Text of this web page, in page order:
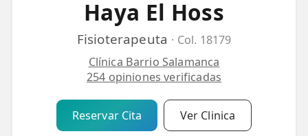
💆‍♀️ Tratamientos
😓 Síntomas
📅 Pedir Cita
📰 Blog
🏢 Empresas
Haya El Hoss
Fisioterapeuta · Col. 18179
Clínica Barrio Salamanca
254 opiniones verificadas
Reservar Cita Ver Clinica